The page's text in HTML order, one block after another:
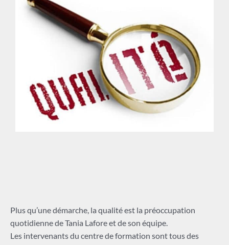
Plus qu’une démarche, la qualité est la préoccupation
quotidienne de Tania Lafore et de son équipe.
Les intervenants du centre de formation sont tous des